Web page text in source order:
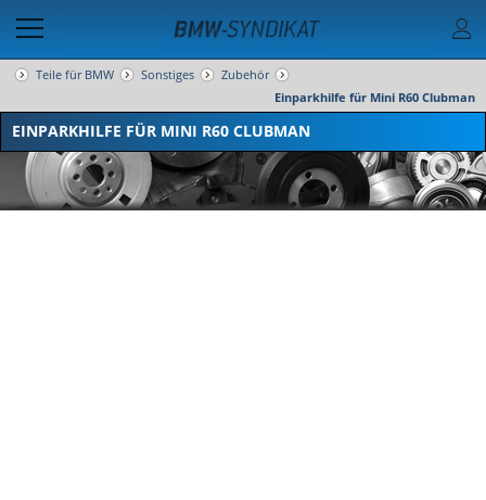
Teile für BMW Sonstiges
Zubehör
Einparkhilfe für Mini R60 Clubman
EINPARKHILFE FÜR MINI R60 CLUBMAN